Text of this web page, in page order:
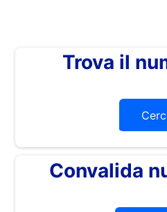
Trova il
Convalida